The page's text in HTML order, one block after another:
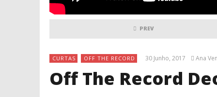
PREV
CURTAS OFF THE RECORD 30 Junho, 2017 Ana
Off The Record